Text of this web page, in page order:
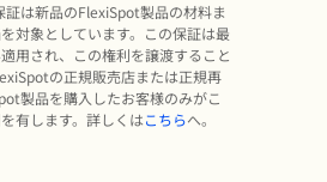
は新品のFlexiSpot製品の材料ま
対象としています。この保証は最
用され、この権利を譲渡すること
の正規販売店または正規再
製品を購入したお客様のみがこ
有します。詳しくはこちらへ。